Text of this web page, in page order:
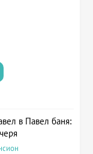
в Павел баня: